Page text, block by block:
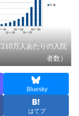
10万人あたりの入院
者数）
Bluesky
はてブ